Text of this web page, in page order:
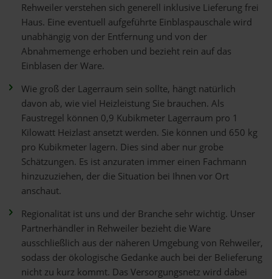
Rehweiler verstehen sich generell inklusive Lieferung frei
Haus. Eine eventuell aufgeführte Einblaspauschale wird
unabhängig von der Entfernung und von der
Abnahmemenge erhoben und bezieht rein auf das
Einblasen der Ware.
Wie groß der Lagerraum sein sollte, hängt natürlich
davon ab, wie viel Heizleistung Sie brauchen. Als
Faustregel können 0,9 Kubikmeter Lagerraum pro 1
Kilowatt Heizlast ansetzt werden. Sie können und 650 kg
pro Kubikmeter lagern. Dies sind aber nur grobe
Schätzungen. Es ist anzuraten immer einen Fachmann
hinzuzuziehen, der die Situation bei Ihnen vor Ort
anschaut.
Regionalität ist uns und der Branche sehr wichtig. Unser
Partnerhändler in Rehweiler bezieht die Ware
ausschließlich aus der näheren Umgebung von Rehweiler,
sodass der ökologische Gedanke auch bei der Belieferung
nicht zu kurz kommt. Das Versorgungsnetz wird dabei